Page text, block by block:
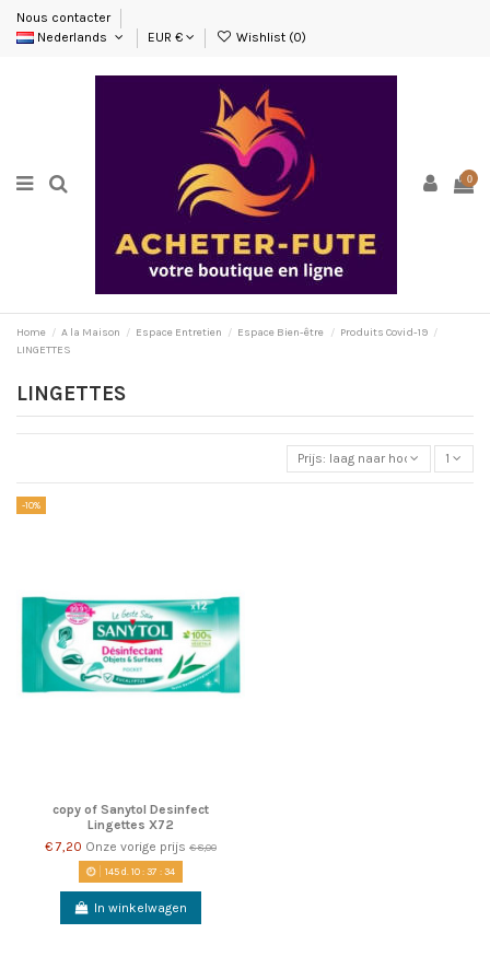
Nous contacter
Nederlands
EUR € Wishlist (0)
0
Home A la Maison Espace Entretien Espace Bien-être
Produits Covid-19
LINGETTES
LINGETTES
Prijs: laag naar hoog 1
-10%
copy of Sanytol Desinfect
Lingettes X72
€ 7,20 Onze vorige prijs € 8,00
145d. 10:37 :34
In winkelwagen